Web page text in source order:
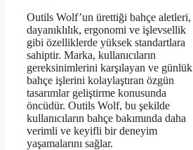
Outils Wolf’un ürettiği bahçe aletleri,
dayanıklılık, ergonomi ve işlevsellik
gibi özelliklerde yüksek standartlara
sahiptir. Marka, kullanıcıların
gereksinimlerini karşılayan ve günlük
bahçe işlerini kolaylaştıran özgün
tasarımlar geliştirme konusunda
öncüdür. Outils Wolf, bu şekilde
kullanıcıların bahçe bakımında daha
verimli ve keyifli bir deneyim
yaşamalarını sağlar.